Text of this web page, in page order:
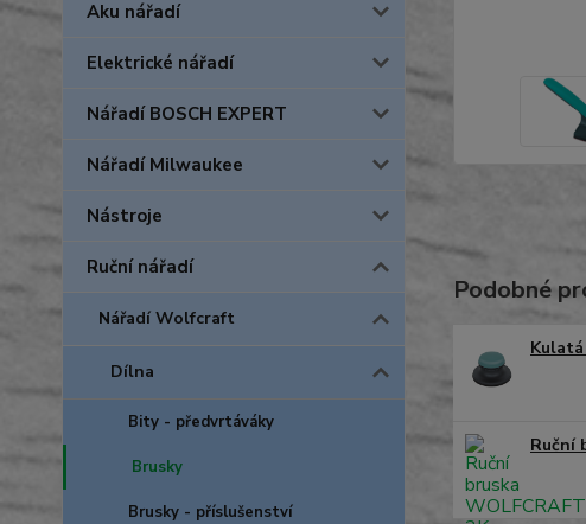
Aku nářadí
Elektrické nářadí
Nářadí BOSCH EXPERT
Nářadí Milwaukee
Nástroje
Ruční nářadí
Nářadí Wolfcraft
Dílna
Bity - předvrtáváky
Brusky
Brusky - příslušenství
Podobné
Ruční